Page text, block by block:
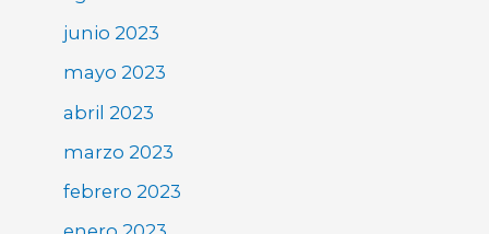
junio 2023
mayo 2023
abril 2023
marzo 2023
febrero 2023